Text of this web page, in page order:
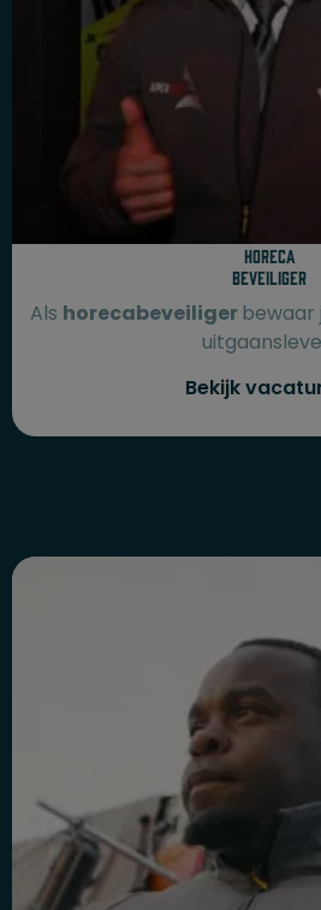
Horeca
beveiliger
Als horecabeveiliger bewaar
Bekijk